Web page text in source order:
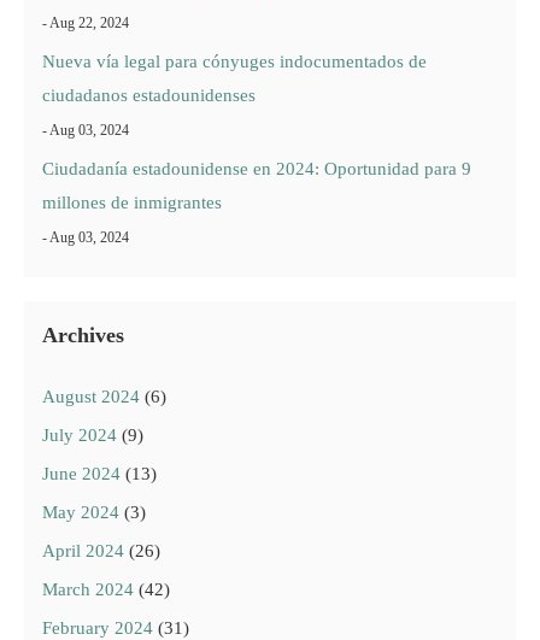
- Aug 22, 2024
Nueva vía legal para cónyuges indocumentados de
ciudadanos estadounidenses
- Aug 03, 2024
Ciudadanía estadounidense en 2024: Oportunidad para 9
millones de inmigrantes
- Aug 03, 2024
Archives
August 2024 (6)
July 2024 (9)
June 2024 (13)
May 2024 (3)
April 2024 (26)
March 2024 (42)
February 2024 (31)